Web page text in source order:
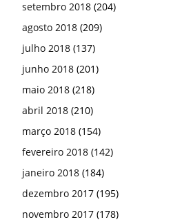
setembro 2018 (204)
agosto 2018 (209)
julho 2018 (137)
junho 2018 (201)
maio 2018 (218)
abril 2018 (210)
março 2018 (154)
fevereiro 2018 (142)
janeiro 2018 (184)
dezembro 2017 (195)
novembro 2017 (178)